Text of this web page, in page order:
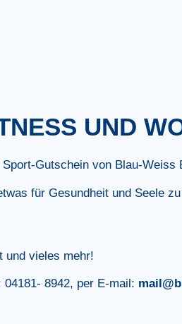
UND
Gutschein von Blau-Weiss
für Gesundheit und Seele
und vieles mehr!
8942, per E-mail: